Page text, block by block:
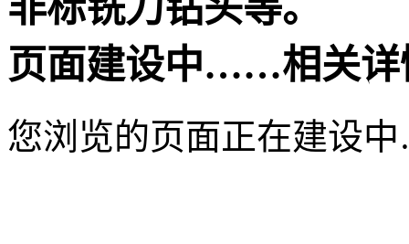
页面建设中……相关详
您浏览的页面正在建设